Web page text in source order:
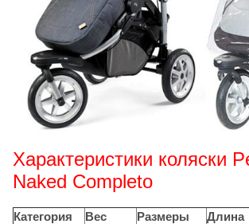
Характеристики коляски
Naked Completo
Категория Вес
Размеры
Длина